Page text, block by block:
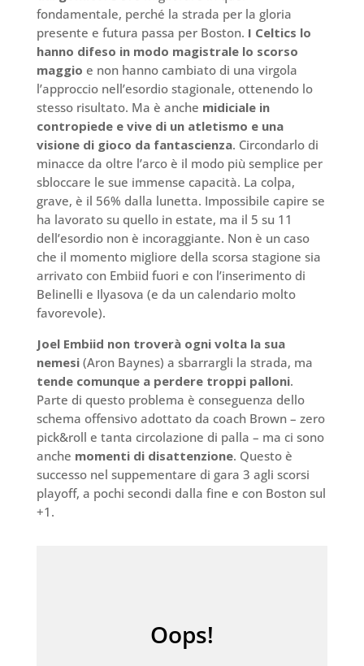
fondamentale, perché la strada per la gloria
presente e futura passa per Boston. I Celtics lo
hanno difeso in modo magistrale lo scorso
maggio e non hanno cambiato di una virgola
l’approccio nell’esordio stagionale, ottenendo lo
stesso risultato. Ma è anche midiciale in
contropiede e vive di un atletismo e una
visione di gioco da fantascienza. Circondarlo di
minacce da oltre l’arco è il modo più semplice per
sbloccare le sue immense capacità. La colpa,
grave, è il 56% dalla lunetta. Impossibile capire se
ha lavorato su quello in estate, ma il 5 su 11
dell’esordio non è incoraggiante. Non è un caso
che il momento migliore della scorsa stagione sia
arrivato con Embiid fuori e con l’inserimento di
Belinelli e Ilyasova (e da un calendario molto
favorevole).
Joel Embiid non troverà ogni volta la sua
nemesi(Aron Baynes) a sbarrargli la strada, ma
tende comunque a perdere troppi palloni.
Parte di questo problema è conseguenza dello
schema offensivo adottato da coach Brown – zero
pick&roll e tanta circolazione di palla – ma ci sono
anche momenti di disattenzione. Questo è
successo nel suppementare di gara 3 agli scorsi
playoff, a pochi secondi dalla fine e con Boston sul
+1.